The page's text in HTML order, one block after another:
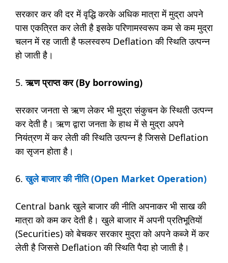
सरकार कर की दर में वृद्धि करके अधिक मात्रा में मुद्रा अपने
पास एकत्रित कर लेती है इसके परिणामस्वरूप कम से कम मुद्रा
चलन में रह जाती है फलस्वरुप Deflation की स्थिति उत्पन्न
हो जाती है।
5.ऋण प्राप्त कर (By borrowing)
सरकार जनता से ऋण लेकर भी मुद्रा संकुचन के स्थिती उत्पन्न
कर देती है। ऋण द्वारा जनता के हाथ में से मुद्रा अपने
नियंत्रण में कर लेती की स्थिति उत्पन्न है जिससे Deflation
का सृजन होता है।
6.खुले बाजार की नीति (Open Market Operation)
Central bank खुले बाजार की नीति अपनाकर भी साख की
मात्रा को कम कर देती है। खुले बाजार में अपनी प्रतिभूतियों
(Securities) को बेचकर सरकार मुद्रा को अपने कब्जे में कर
लेती है जिससे Deflation की स्थिति पैदा हो जाती है।